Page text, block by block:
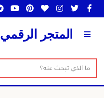
المتجر الرقمي
س
ص